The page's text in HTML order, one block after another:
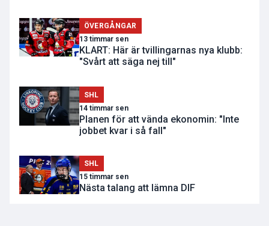
ÖVERGÅNGAR
13 timmar sen
KLART: Här är tvillingarnas nya klubb:
"Svårt att säga nej till"
SHL
14 timmar sen
Planen för att vända ekonomin: "Inte
jobbet kvar i så fall"
SHL
15 timmar sen
Nästa talang att lämna DIF